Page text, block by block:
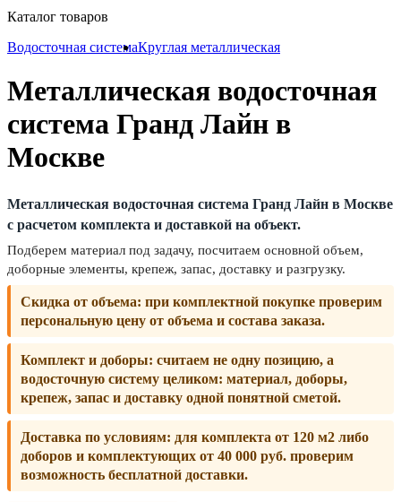
Каталог товаров
Водосточная системаКруглая металлическая
Металлическая водосточная
система Гранд Лайн в
Москве
Металлическая водосточная система Гранд Лайн в Москве
с расчетом комплекта и доставкой на объект.
Подберем материал под задачу, посчитаем основной объем,
доборные элементы, крепеж, запас, доставку и разгрузку.
Скидка от объема: при комплектной покупке проверим
персональную цену от объема и состава заказа.
Комплект и доборы: считаем не одну позицию, а
водосточную систему целиком: материал, доборы,
крепеж, запас и доставку одной понятной сметой.
Доставка по условиям: для комплекта от 120 м2 либо
доборов и комплектующих от 40 000 руб. проверим
возможность бесплатной доставки.